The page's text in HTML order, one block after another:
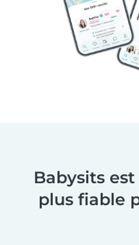
Babysits
plus fiable